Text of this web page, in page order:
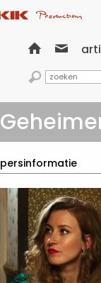
 

persinformatie